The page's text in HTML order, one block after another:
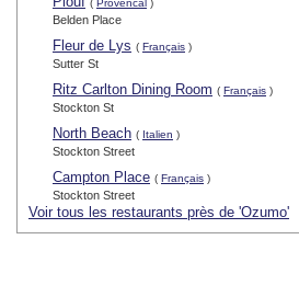
( Provencal )
Belden Place
Fleur de Lys ( Français )
Sutter St
Ritz Carlton Dining Room ( Français )
Stockton St
North Beach ( Italien )
Stockton Street
Campton Place ( Français )
Stockton Street
Voir tous les restaurants près de 'Ozumo'